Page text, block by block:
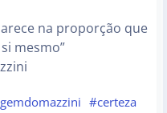
na proporção que
mesmo”
#certeza